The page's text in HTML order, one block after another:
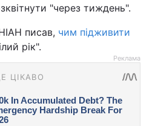
"через тиждень".
писав, чим підживити
рік".
Реклама